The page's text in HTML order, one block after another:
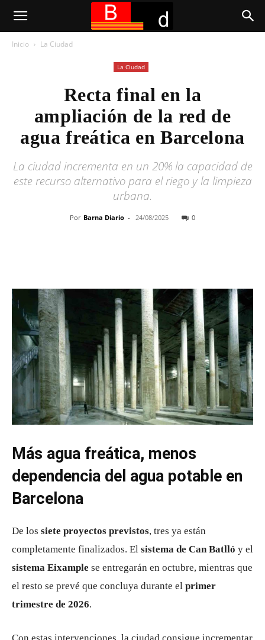
Inicio La Ciudad
La Ciudad
Recta final en la
ampliación de la red de
agua freática en Barcelona
La ciudad incrementa en un 20% la capacidad de
este recurso alternativo para el riego y la limpieza
urbana.
Por Barna Diario - 24/08/2025 0
Más agua freática, menos
dependencia del agua potable en
Barcelona
De los siete proyectos previstos, tres ya están
completamente finalizados. El sistema de Can Batlló y el
sistema Eixample se entregarán en octubre, mientras que
el resto se prevé que concluya durante el primer
trimestre de 2026.